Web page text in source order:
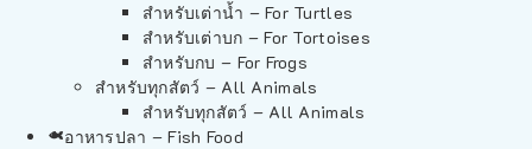
สำหรับเต่าน้ำ – For Turtles
สำหรับเต่าบก – For Tortoises
สำหรับกบ – For Frogs
สำหรับทุกสัตว์ – All Animals
สำหรับทุกสัตว์ – All Animals
อาหารปลา – Fish Food